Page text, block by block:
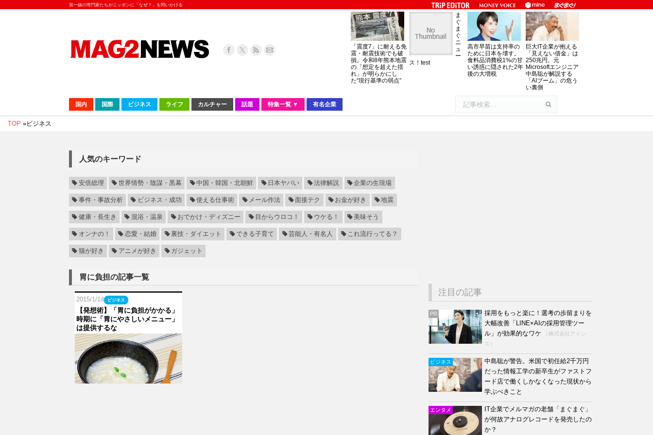
第一線の専門家たちがニッポンに「なぜ？」を問いかける
「震度7」に耐える免
震・耐震技術でも破
損。令和8年熊本地震
の「想定を超えた揺
れ」が明らかにし
た“現行基準の弱点”
ま
ぐ
ま
ぐ
ニ
ュ
ー
ス！test
高市早苗は支持率の
ために日本を壊す。
食料品消費税1%の甘
い誘惑に隠された2年
後の大増税
巨大IT企業が抱える
「見えない借金」は
250兆円。元
Microsoftエンジニア
中島聡が解説する
「AIブーム」の危う
い裏側
国内 国際 ビジネス ライフ カルチャー 話題 特集一覧 ▼ 有名企業
TOP »ビジネス
人気のキーワード
安倍総理 世界情勢・陰謀・黒幕 中国・韓国・北朝鮮 日本ヤバい 法律解説 企業の生現場
事件・事故分析 ビジネス・成功 使える仕事術 メール作法 面接テク お金が好き 地震
健康・長生き 混浴・温泉 おでかけ・ディズニー 目からウロコ！ ウケる！ 美味そう
オンナの！ 恋愛・結婚 裏技・ダイエット できる子育て 芸能人・有名人 これ流行ってる？
猫が好き アニメが好き ガジェット
胃に負担の記事一覧
2015/1/14 ビジネス
【発想術】「胃に負担がかかる」
時期に「胃にやさしいメニュー」
は提供するな
注目の記事
PR
採用をもっと楽に！選考の歩留まりを
大幅改善「LINE×AIの採用管理ツー
ル」が効果的なワケ
（株式会社アイシ
ス）
ビジネス
中島聡が警告。米国で初任給2千万円
だった情報工学の新卒生がファストフ
ード店で働くしかなくなった現状から
学ぶべきこと
エンタメ
IT企業でメルマガの老舗「まぐまぐ」
が何故アナログレコードを発売したの
か？